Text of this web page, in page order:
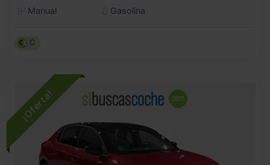
Manual
Gasolina
C